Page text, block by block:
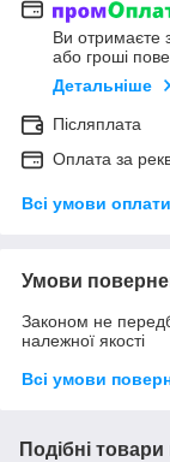
Ви отримаєте
або гроші
Детальніше
Післяплата
Оплата за
Всі умови оплати
Умови
Законом не
належної якості
Всі умови
Подібні товари